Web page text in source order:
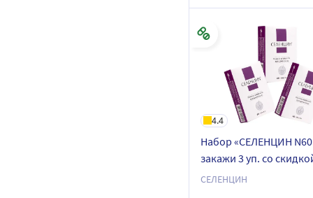
4.4
Набор «СЕЛЕНЦИН
закажи 3 уп. со
20%»
СЕЛЕНЦИН